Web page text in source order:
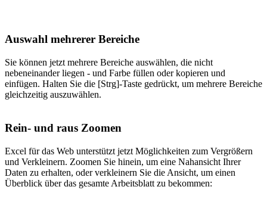
Auswahl mehrerer Bereiche
Sie können jetzt mehrere Bereiche auswählen, die nicht
nebeneinander liegen - und Farbe füllen oder kopieren und
einfügen. Halten Sie die [Strg]-Taste gedrückt, um mehrere Bereiche
gleichzeitig auszuwählen.
Rein- und raus Zoomen
Excel für das Web unterstützt jetzt Möglichkeiten zum Vergrößern
und Verkleinern. Zoomen Sie hinein, um eine Nahansicht Ihrer
Daten zu erhalten, oder verkleinern Sie die Ansicht, um einen
Überblick über das gesamte Arbeitsblatt zu bekommen: